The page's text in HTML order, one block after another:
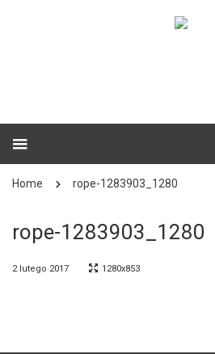
Home rope-1283903_1280
rope-1283903_1280
2 lutego 2017 1280x853